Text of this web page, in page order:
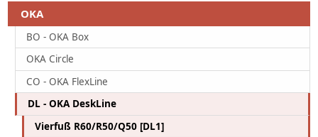
OKA
BO - OKA Box
OKA Circle
CO - OKA FlexLine
DL - OKA DeskLine
Vierfuß R60/R50/Q50 [DL1]